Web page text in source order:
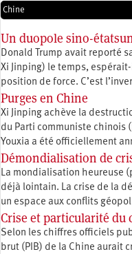
Chine
Un duopole sino-
Donald Trump avait reporté
Xi Jinping) le temps,
position de force. C’est
Purges en Chine
Xi Jinping achève la
du Parti communiste chinois
Youxia a été officiellement
Démondialisation de
La mondialisation heureuse
déjà lointain. La crise de la
un espace aux conflits
Crise et particularité du
Selon les chiffres officiels
brut (PIB) de la Chine aurait